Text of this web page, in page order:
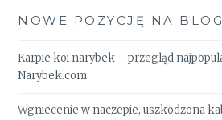
NOWE POZYCJĘ NA
Karpie koi narybek – przegląd
Narybek.com
Wgniecenie w naczepie, uszkodzona